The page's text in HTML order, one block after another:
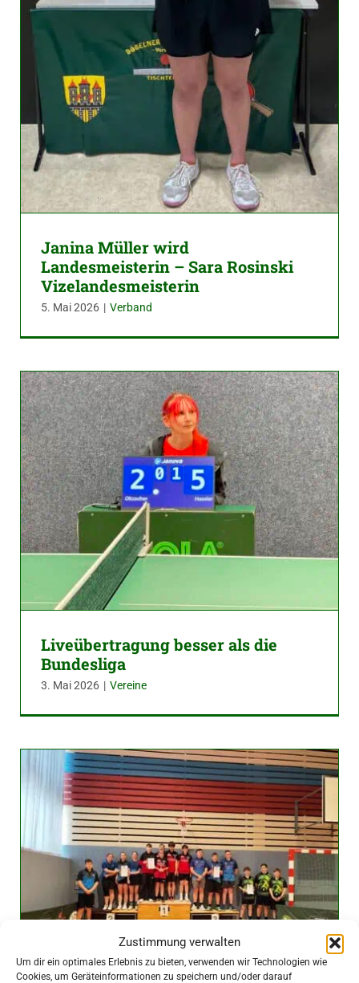
Zustimmung verwalten
Um dir ein optimales Erlebnis zu bieten, verwenden wir Technologien wie
Cookies, um Geräteinformationen zu speichern und/oder darauf
Janina Müller wird
Landesmeisterin – Sara Rosinski
Vizelandesmeisterin
5. Mai 2026 | Verband
Liveübertragung besser als die
Bundesliga
3. Mai 2026 | Vereine